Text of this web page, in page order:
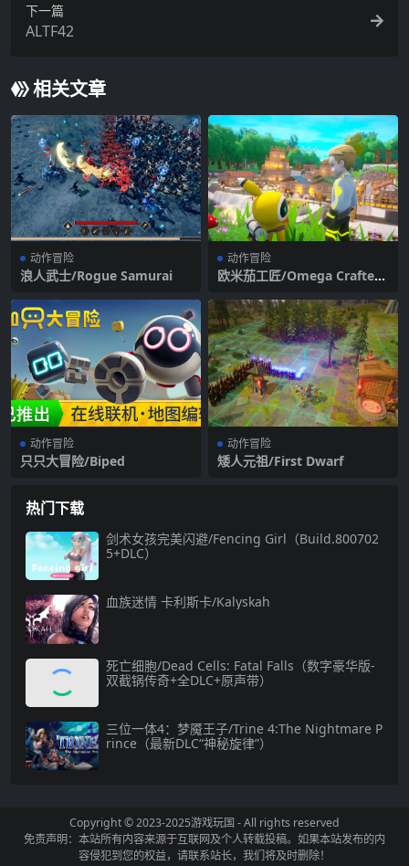
下一篇
ALTF42
相关文章
动作冒险
浪人武士/Rogue Samurai
动作冒险
欧米茄工匠/Omega Crafter/
动作冒险
只只大冒险/Biped
动作冒险
矮人元祖/First Dwarf
热门下载
剑术女孩完美闪避/Fencing Girl（Build.800702
5+DLC）
血族迷情 卡利斯卡/Kalyskah
死亡细胞/Dead Cells: Fatal Falls（数字豪华版-
双截锅传奇+全DLC+原声带）
三位一体4：梦魇王子/Trine 4:The Nightmare P
rince（最新DLC“神秘旋律”）
Copyright © 2023-2025游戏玩国- All rights reserved
免责声明：本站所有内容来源于互联网及个人转载投稿。如果本站发布的内
容侵犯到您的权益，请联系站长，我们将及时删除！